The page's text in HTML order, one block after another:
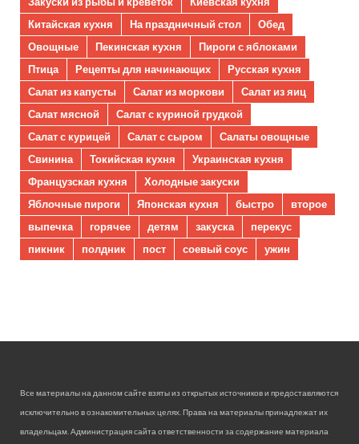
Китайская кухня
На праздничный стол
Обед
Овощные
Пекинская кухня
Пироги с яблоками
Птица
Рецепты для начинающих
Русская кухня
Салат из капусты
Салат из моркови
Салат из яиц
Салат мясной
Салат с куриной грудкой
Салат с курицей
Салат с сыром
Салаты овощные
Свинина
Токийская кухня
Украинская кухня
Французская кухня
Холодные закуски
Яблочные пироги
Японская кухня быстро
второе
выпечка
горячее детям закуска
перекус
пикник
полдник пост соевый соус ужин
Все материалы на данном сайте взяты из открытых источников и предоставляются
исключительно в ознакомительных целях. Права на материалы принадлежат их
владельцам. Администрация сайта ответственности за содержание материала